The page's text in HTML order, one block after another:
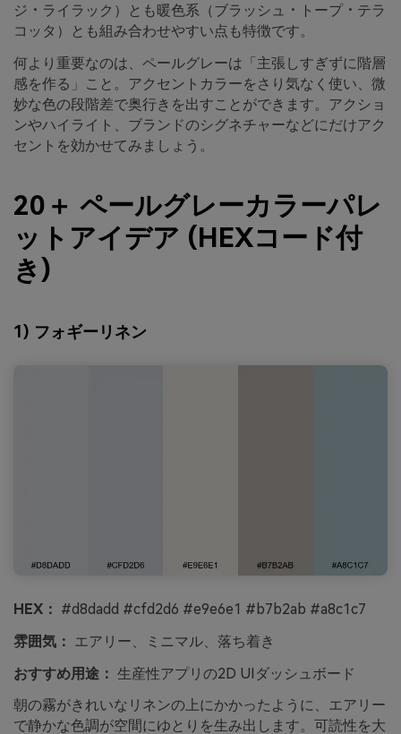
ジ・ライラック）とも暖色系（ブラッシュ・トープ・テラ
コッタ）とも組み合わせやすい点も特徴です。
何より重要なのは、ペールグレーは「主張しすぎずに階層
感を作る」こと。アクセントカラーをさり気なく使い、微
妙な色の段階差で奥行きを出すことができます。アクショ
ンやハイライト、ブランドのシグネチャーなどにだけアク
セントを効かせてみましょう。
20＋ ペールグレーカラーパレ
ットアイデア (HEXコード付
き)
1) フォギーリネン
HEX： #d8dadd #cfd2d6 #e9e6e1 #b7b2ab #a8c1c7
雰囲気： エアリー、ミニマル、落ち着き
おすすめ用途： 生産性アプリの2D UIダッシュボード
朝の霧がきれいなリネンの上にかかったように、エアリー
で静かな色調が空間にゆとりを生み出します。可読性を大